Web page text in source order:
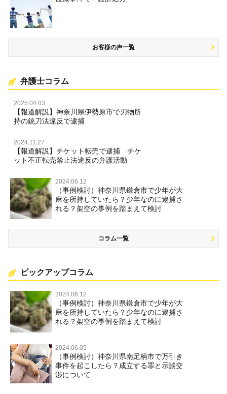
お客様の声一覧
弁護士コラム
2025.04.03
【報道解説】神奈川県伊勢原市で刃物所
持の銃刀法違反で逮捕
2024.11.27
【報道解説】チケット転売で逮捕 チケ
ット不正転売禁止法違反の弁護活動
2024.06.12
（事例検討）神奈川県鎌倉市で少年が大
麻を所持していたら？少年なのに逮捕さ
れる？架空の事例を踏まえて検討
コラム一覧
ピックアップコラム
2024.06.12
（事例検討）神奈川県鎌倉市で少年が大
麻を所持していたら？少年なのに逮捕さ
れる？架空の事例を踏まえて検討
2024.06.05
（事例検討）神奈川県南足柄市で万引き
事件を起こしたら？成立する罪と示談交
渉について